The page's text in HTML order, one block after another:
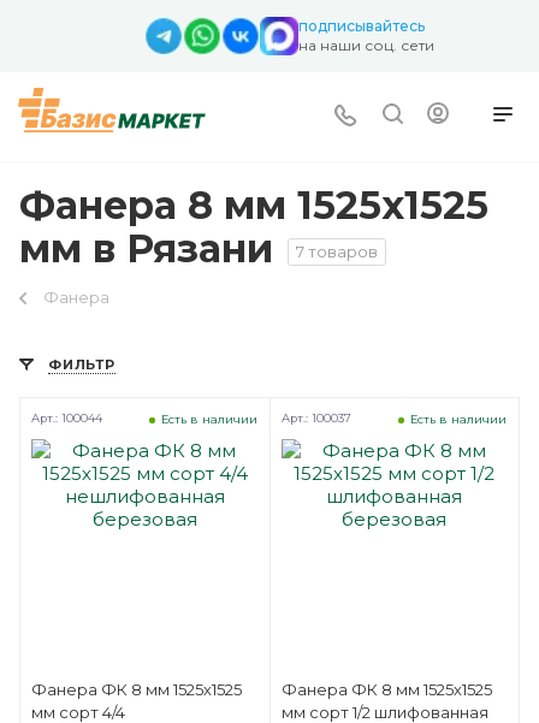
подписывайтесь
на наши соц. сети
Фанера 8 мм 1525х1525
мм в Рязани
7 товаров
Фанера
ФИЛЬТР
Фанера ФК 8 мм 1525х1525
мм сорт 4/4
Есть в наличии
Арт.: 100044
Фанера ФК 8 мм 1525х1525
мм сорт 1/2 шлифованная
Есть в наличии
Арт.: 100037